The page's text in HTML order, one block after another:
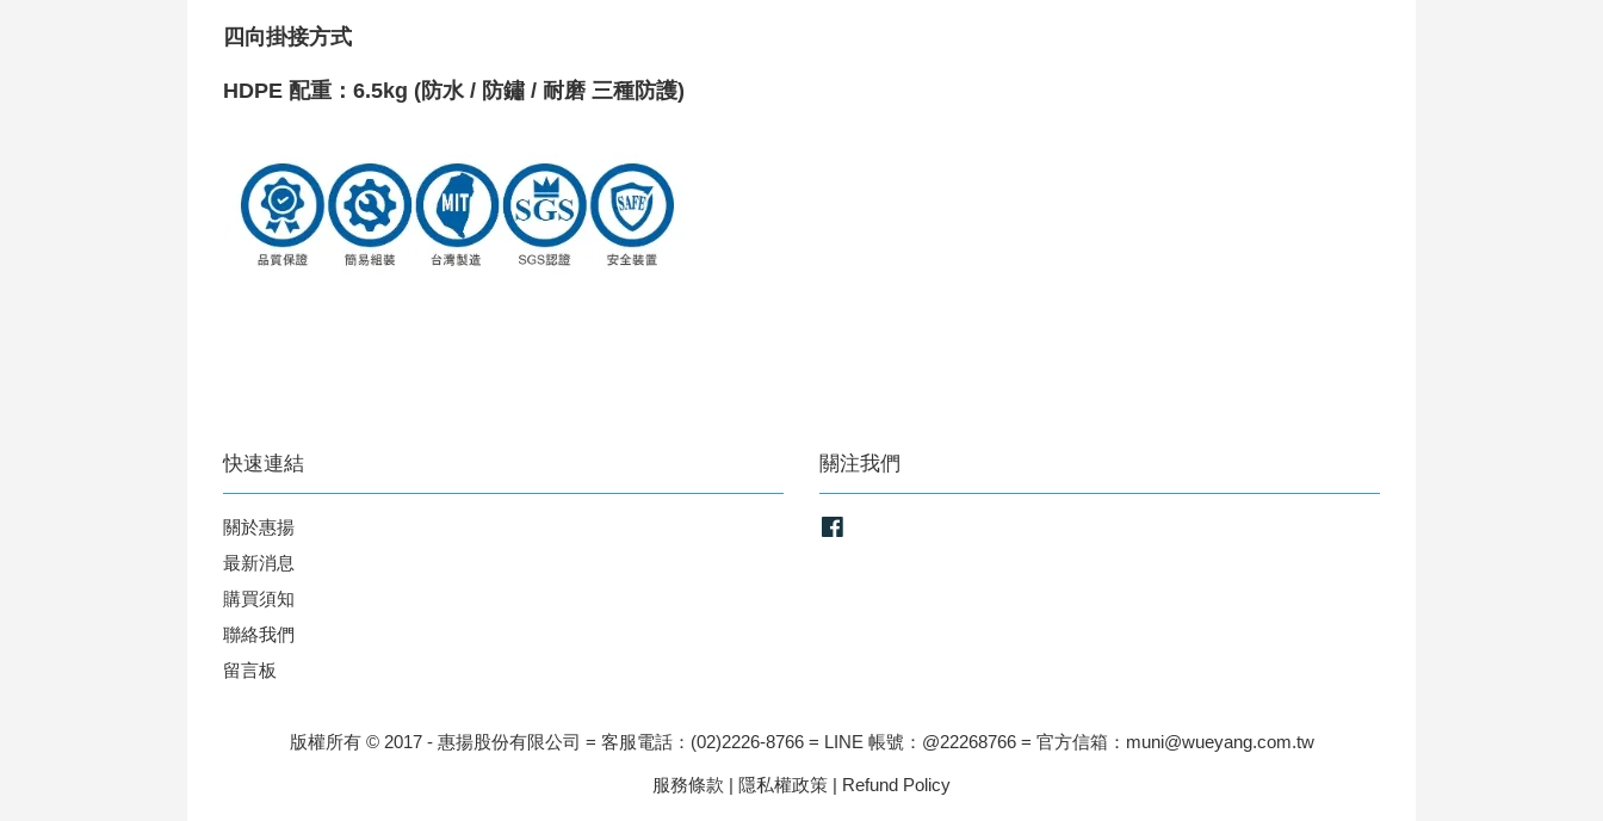
四向掛接方式
HDPE 配重 ： 6.5kg (防水 / 防鏽 / 耐磨 三種防護)
快速連結
關於惠揚
最新消息
購買須知
聯絡我們
留言板
關注我們
版權所有 © 2017 - 惠揚股份有限公司 = 客服電話：(02)2226-8766 = LINE 帳號：@22268766 = 官方信箱：muni@wueyang.com.tw
服務條款 | 隱私權政策 | Refund Policy